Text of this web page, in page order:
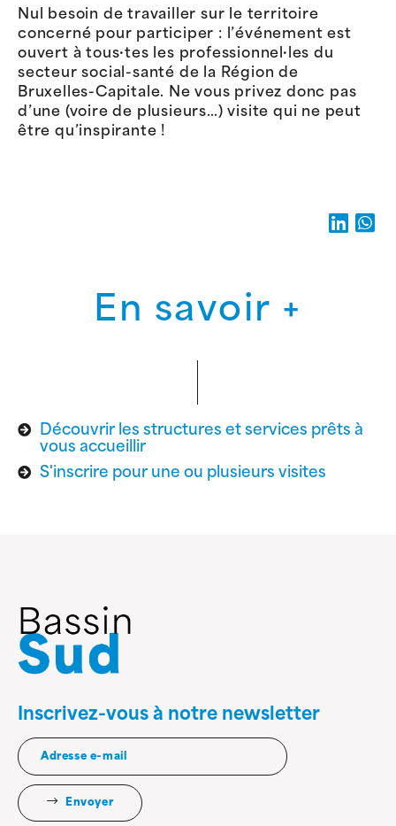
Nul besoin de travailler sur le territoire
concerné pour participer : l’événement est
ouvert à tous·tes les professionnel·les du
secteur social-santé de la Région de
Bruxelles-Capitale. Ne vous privez donc pas
d’une (voire de plusieurs…) visite qui ne peut
être qu’inspirante !
En savoir +
Découvrir les structures et services prêts à
vous accueillir
S'inscrire pour une ou plusieurs visites
Inscrivez-vous à notre newsletter
Envoyer